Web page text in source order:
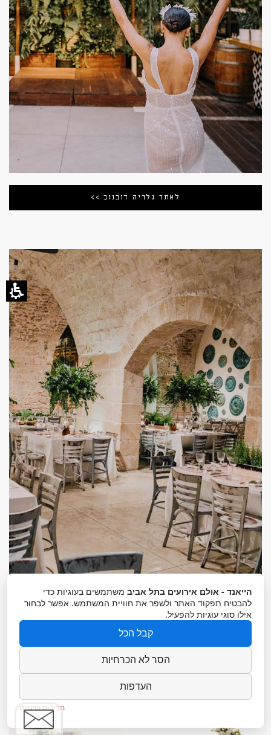
לאתר גלריה דובנוב >>
הייאנד - אולם אירועים בתל אביב משתמשים בעוגיות כדי
להבטיח תפקוד האתר ולשפר את חוויית המשתמש. אפשר לבחור
אילו סוגי עוגיות להפעיל.
קבל הכל
הסר לא הכרחיות
העדפות
מדיניות פרטיות